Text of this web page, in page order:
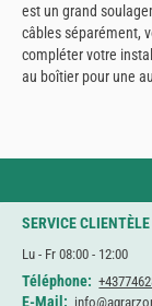
est un grand
câbles séparément,
compléter votre
au boîtier pour une
SERVICE CLIENTÈLE
Lu - Fr 08:00 - 12:00
Téléphone:
E-Mail: